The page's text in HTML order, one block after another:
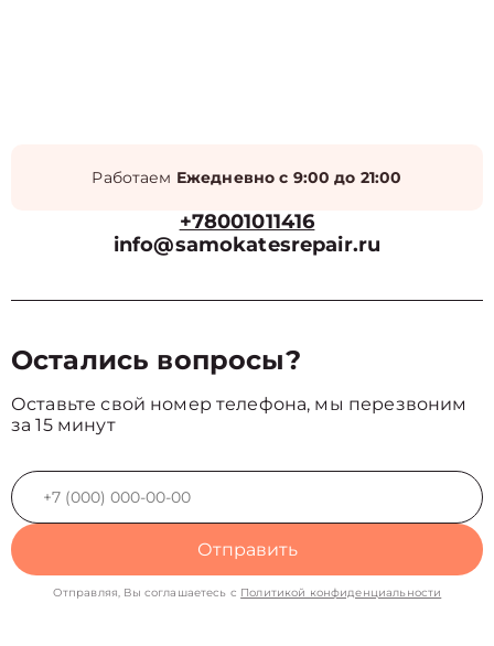
Работаем Ежедневно с 9:00 до 21:00
+78001011416
info@samokatesrepair.ru
Остались вопросы?
Оставьте свой номер телефона, мы перезвоним
за 15 минут
Отправить
Отправляя, Вы соглашаетесь с Политикой конфиденциальности